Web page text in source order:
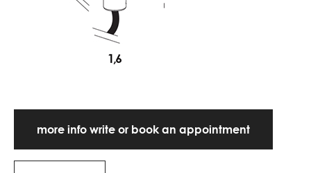
more info write or book an appointment